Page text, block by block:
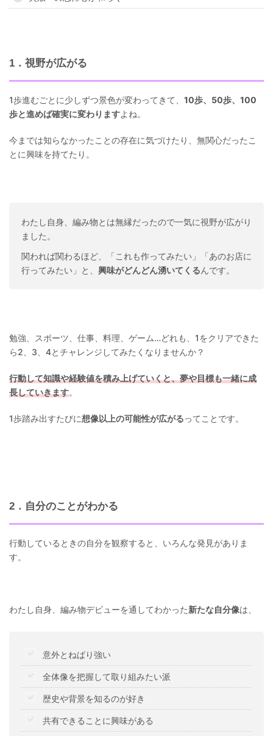
1．視野が広がる
1歩進むごとに少しずつ景色が変わってきて、 10歩、50歩、100
歩と進めば確実に変わりますよね。
今までは知らなかったことの存在に気づけたり、無関心だったこ
とに興味を持てたり。
わたし自身、編み物とは無縁だったので一気に視野が広がり
ました。
関われば関わるほど、「これも作ってみたい」「あのお店に
行ってみたい」と、 興味がどんどん湧いてくるんです。
勉強、スポーツ、仕事、料理、ゲーム…どれも、1をクリアできた
ら2、3、4とチャレンジしてみたくなりませんか？
行動して知識や経験値を積み上げていくと、夢や目標も一緒に成
長していきます。
1歩踏み出すたびに想像以上の可能性が広がるってことです。
2．自分のことがわかる
行動しているときの自分を観察すると、いろんな発見がありま
す。
わたし自身、編み物デビューを通してわかった新たな自分像は、
意外とねばり強い
全体像を把握して取り組みたい派
歴史や背景を知るのが好き
共有できることに興味がある